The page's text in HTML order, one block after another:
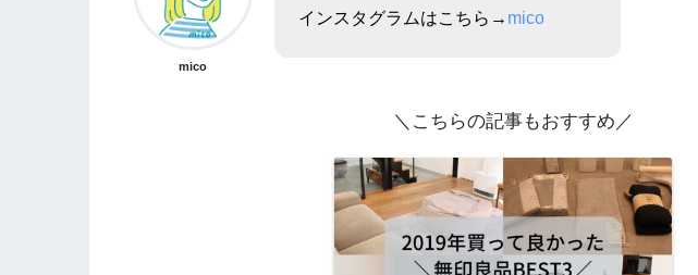
mico
インスタグラムはこちら→ mico
＼こちらの記事もおすすめ／